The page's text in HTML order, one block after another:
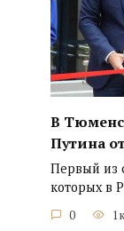
В
Путина
Первый из
которых в
0